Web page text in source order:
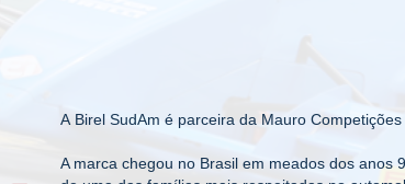
A Birel SudAm é parceira da Mauro
A marca chegou no Brasil em meados dos